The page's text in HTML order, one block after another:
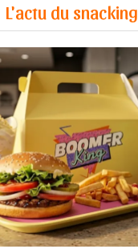
L'actu du snacking